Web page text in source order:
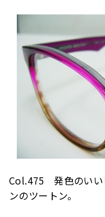
Col.475 発色のいい
ンのツートン。